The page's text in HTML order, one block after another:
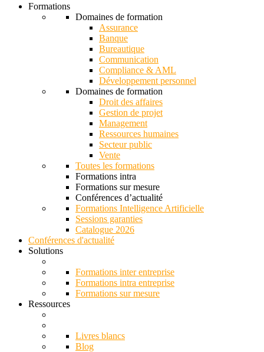
Formations
Domaines de formation
Assurance
Banque
Bureautique
Communication
Compliance & AML
Développement personnel
Domaines de formation
Droit des affaires
Gestion de projet
Management
Ressources humaines
Secteur public
Vente
Toutes les formations
Formations intra
Formations sur mesure
Conférences d’actualité
Formations Intelligence Artificielle
Sessions garanties
Catalogue 2026
Conférences d'actualité
Solutions
Formations inter entreprise
Formations intra entreprise
Formations sur mesure
Ressources
Livres blancs
Blog